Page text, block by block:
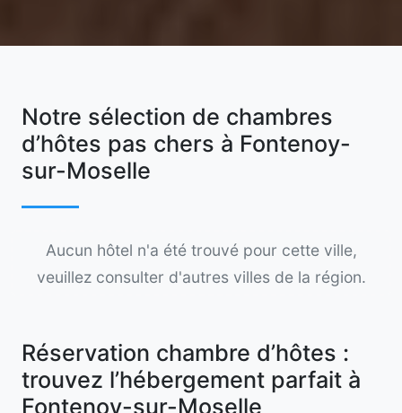
Notre sélection de chambres
d’hôtes pas chers à Fontenoy-
sur-Moselle
Aucun hôtel n'a été trouvé pour cette ville,
veuillez consulter d'autres villes de la région.
Réservation chambre d’hôtes :
trouvez l’hébergement parfait à
Fontenoy-sur-Moselle